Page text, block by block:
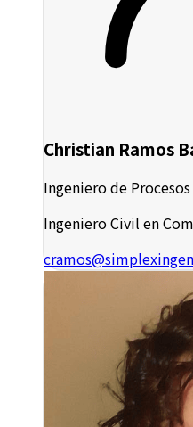
Christian Ramos
Ingeniero de
Ingeniero Civil en